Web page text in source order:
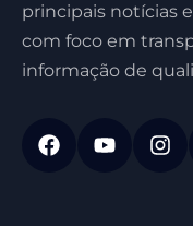
principais notícias
com foco em
informação de